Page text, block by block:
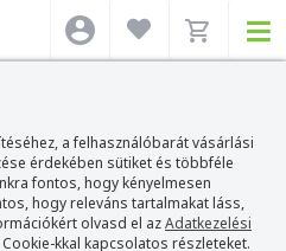
a felhasználóbarát vásárlási
érdekében sütiket és többféle
fontos, hogy kényelmesen
hogy releváns tartalmakat láss,
olvasd el azAdatkezelési
kkal kapcsolatos részleteket.
eszköz/Router> TP-Link Hálózati
150/50Mbps hordozható router
150/50Mbps